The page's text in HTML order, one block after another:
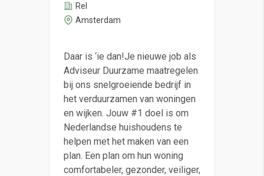
Rel
Amsterdam
Daar is ‘ie dan!Je nieuwe job als
Adviseur Duurzame maatregelen
bij ons snelgroeiende bedrijf in
het verduurzamen van woningen
en wijken. Jouw #1 doel is om
Nederlandse huishoudens te
helpen met het maken van een
plan. Een plan om hun woning
comfortabeler, gezonder, veiliger,